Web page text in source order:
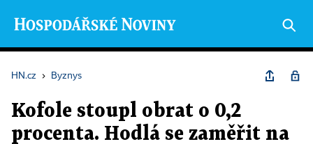
HN.cz › Byznys
Kofole stoupl obrat o 0,2
procenta. Hodlá se zaměřit na